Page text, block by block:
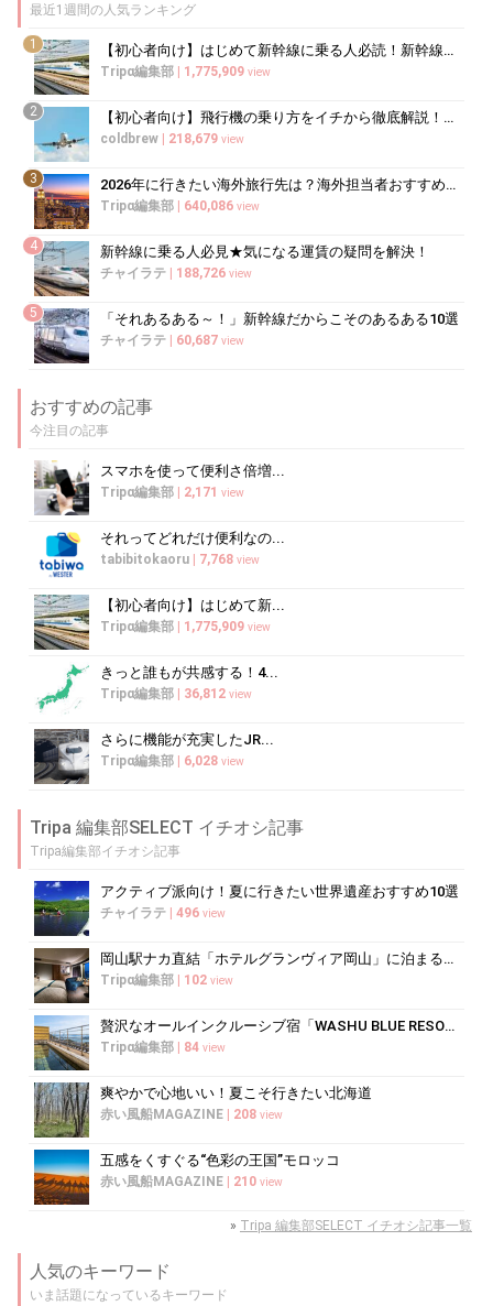
最近1週間の人気ランキング
1 【初心者向け】はじめて新幹線に乗る人必読！新幹線の乗り方をイチから徹底解説
Tripα編集部 1,775,909 view
2 【初心者向け】飛行機の乗り方をイチから徹底解説！（国内線・国際線）
coldbrew 218,679 view
3 2026年に行きたい海外旅行先は？海外担当者おすすめランキング
Tripα編集部 640,086 view
4 新幹線に乗る人必見★気になる運賃の疑問を解決！
チャイラテ 188,726 view
5 「それあるある～！」新幹線だからこそのあるある10選
チャイラテ 60,687 view
おすすめの記事
今注目の記事
スマホを使って便利さ倍増...
Tripα編集部 2,171 view
それってどれだけ便利なの...
tabibitokaoru 7,768 view
【初心者向け】はじめて新...
Tripα編集部 1,775,909 view
きっと誰もが共感する！4...
Tripα編集部 36,812 view
さらに機能が充実したJR...
Tripα編集部 6,028 view
Tripa 編集部SELECT イチオシ記事
Tripa編集部イチオシ記事
アクティブ派向け！夏に行きたい世界遺産おすすめ10選
チャイラテ 496 view
岡山駅ナカ直結「ホテルグランヴィア岡山」に泊まるべき5つの理由
Tripα編集部 102 view
贅沢なオールインクルーシブ宿「WASHU BLUE RESORT 風籠」で...
Tripα編集部 84 view
爽やかで心地いい！夏こそ行きたい北海道
赤い風船MAGAZINE 208 view
五感をくすぐる“色彩の王国”モロッコ
赤い風船MAGAZINE 210 view
» Tripa 編集部SELECT イチオシ記事一覧
人気のキーワード
いま話題になっているキーワード